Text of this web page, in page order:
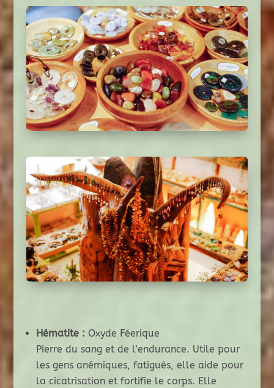
Hématite : Oxyde Féerique
Pierre du sang et de l’endurance. Utile pour
les gens anémiques, fatigués, elle aide pour
la cicatrisation et fortifie le corps. Elle